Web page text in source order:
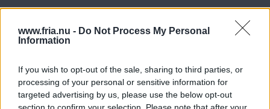
www.fria.nu - Do Not Process My Personal
Information
If you wish to opt-out of the sale, sharing to third parties, or
processing of your personal or sensitive information for
targeted advertising by us, please use the below opt-out
section to confirm your selection. Please note that after your
ANNONS
presentera sina slutsatser i juni, nu blir tidsplanen lite
förskjuten, men det är ett arbete som pågår, och har